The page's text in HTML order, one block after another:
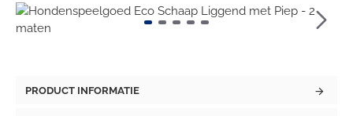
PRODUCT INFORMATIE